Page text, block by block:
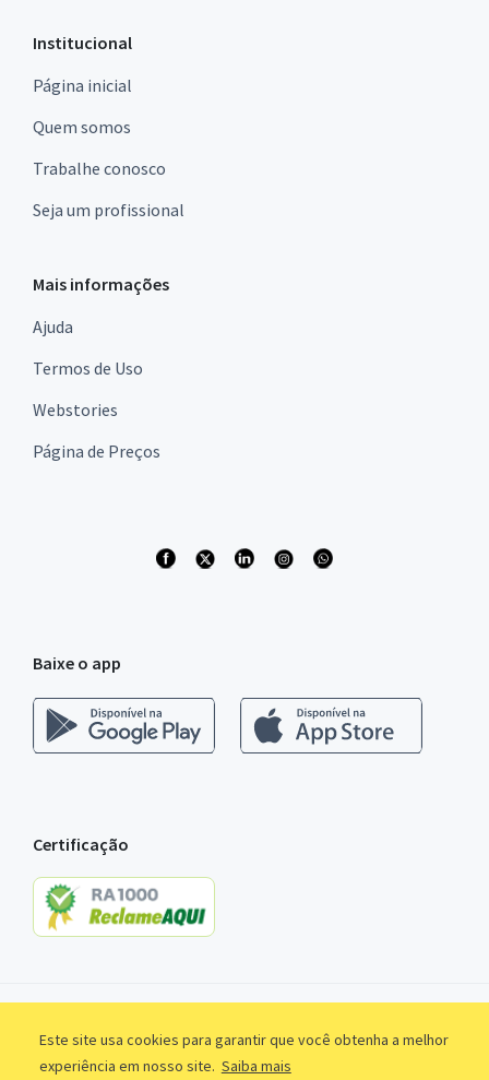
Este site usa cookies para garantir que você obtenha a melhor
experiência em nosso site. Saiba mais
Institucional
Página inicial
Quem somos
Trabalhe conosco
Seja um profissional
Mais informações
Ajuda
Termos de Uso
Webstories
Página de Preços
Baixe o app
Certificação